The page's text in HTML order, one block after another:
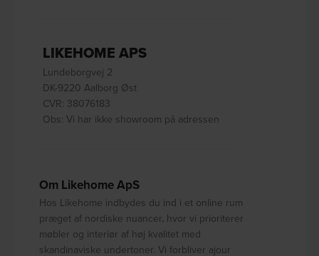
LIKEHOME APS
Lundeborgvej 2
DK-9220 Aalborg Øst
CVR: 38076183
Obs: Vi har ikke showroom på adressen
Om Likehome ApS
Hos Likehome indbydes du ind i et online rum
præget af nordiske nuancer, hvor vi prioriterer
møbler og interiør af høj kvalitet med
skandinaviske undertoner. Vi forbliver ajour